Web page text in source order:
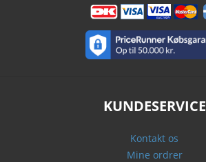
KUNDESERVICE
Kontakt os
Mine ordrer